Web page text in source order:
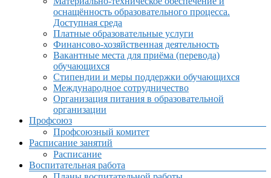
оснащённость образовательного процесса.
Доступная среда
Платные образовательные услуги
Финансово-хозяйственная деятельность
Вакантные места для приёма (перевода)
обучающихся
Стипендии и меры поддержки обучающихся
Международное сотрудничество
Организация питания в образовательной
организации
Профсоюз
Профсоюзный комитет
Расписание занятий
Расписание
Воспитательная работа